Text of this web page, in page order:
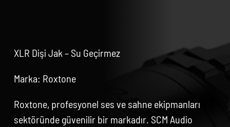
XLR Dişi Jak – Su Geçirmez
Marka: Roxtone
Roxtone, profesyonel ses ve sahne ekipmanları
sektöründe güvenilir bir markadır. SCM Audio